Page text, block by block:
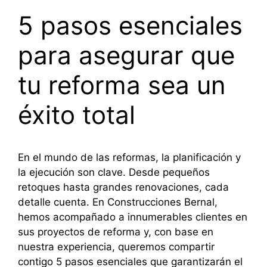
5 pasos esenciales
para asegurar que
tu reforma sea un
éxito total
En el mundo de las reformas, la planificación y
la ejecución son clave. Desde pequeños
retoques hasta grandes renovaciones, cada
detalle cuenta. En Construcciones Bernal,
hemos acompañado a innumerables clientes en
sus proyectos de reforma y, con base en
nuestra experiencia, queremos compartir
contigo 5 pasos esenciales que garantizarán el